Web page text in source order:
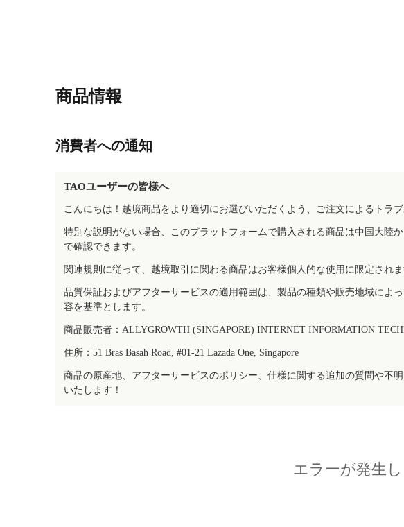
商品情報
消費者への通知
TAOユーザーの皆様へ
こんにちは！越境商品をより適切にお選びいただくよう、ご注文によるトラ
特別な説明がない場合、このプラットフォームで購入される商品は中国大陸
で確認できます。
関連規則に従って、越境取引に関わる商品はお客様個人的な使用に限定されま
品質保証およびアフターサービスの適用範囲は、製品の種類や販売地域によ
容を基準とします。
商品販売者：ALLYGROWTH (SINGAPORE) INTERNET INFORMATION
住所：51 Bras Basah Road, #01-21 Lazada One, Singapore
商品の原産地、アフターサービスのポリシー、仕様に関する追加の質問や不
いたします！
エラーが発生